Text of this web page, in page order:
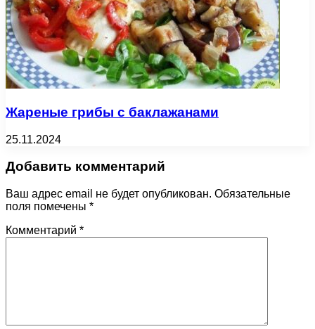
Жареные грибы с баклажанами
25.11.2024
Добавить комментарий
Ваш адрес email не будет опубликован. Обязательные
поля помечены *
Комментарий *